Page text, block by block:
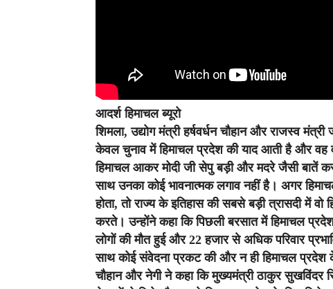
आदर्श हिमाचल ब्यूरो
शिमला,उद्योग मंत्री हर्षवर्धन चौहान और राजस्व
केवल चुनाव में हिमाचल प्रदेश की याद आती है और वह
हिमाचल आकर मोदी जी सेपु बड़ी और मदरे जैसी बातें
साथ उनका कोई भावनात्मक लगाव नहीं है। अगर
होता, तो राज्य के इतिहास की सबसे बड़ी त्रासदी में
करते। उन्होंने कहा कि पिछली बरसात में हिमाचल
लोगों की मौत हुई और 22 हजार से अधिक परिवार
साथ कोई संवेदना प्रकट की और न ही हिमाचल प्रदेश
चौहान और नेगी ने कहा कि मुख्यमंत्री ठाकुर सुखविंदर